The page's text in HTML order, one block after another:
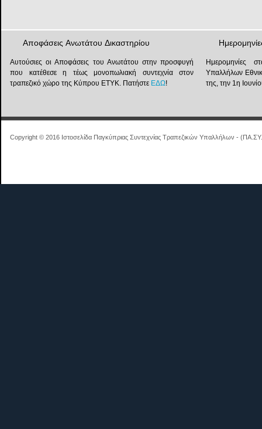
Αποφάσεις Ανωτάτου Δικαστηρίου
Αυτούσιες οι Αποφάσεις του Ανωτάτου στην προσφυγή
που κατέθεσε η τέως μονοπωλιακή συντεχνία στον
τραπεζικό χώρο της Κύπρου ΕΤΥΚ. Πατήστε ΕΔΩ!
Ημερομηνίες
Υπαλλήλων
της, την 1η
Copyright © 2016 Ιστοσελίδα Παγκύπριας Συντεχνίας Τραπεζικών Υπαλλήλων -